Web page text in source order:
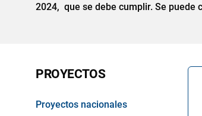
2024, que se debe cumplir. Se puede
PROYECTOS
Proyectos nacionales